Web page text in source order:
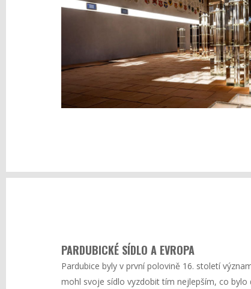
PARDUBICKÉ SÍDLO A EVROPA
Pardubice byly v první polovině 16. století
mohl svoje sídlo vyzdobit tím nejlepším, co